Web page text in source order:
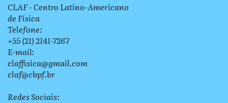
CLAF - Centro Latino-Americano
de Física
Telefone:
+55 (21) 2141-7267
E-mail:
claffisica@gmail.com
claf@cbpf.br
Redes Sociais: